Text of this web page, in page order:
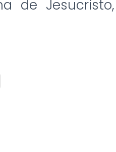
de